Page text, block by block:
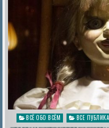
Опубликовано
в
ВСЁ ОБО ВСЁМ ВСЕ